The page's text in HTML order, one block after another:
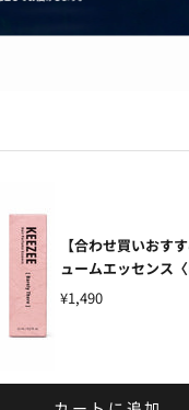
【合わせ買いおす
ュームエッセンス
¥1,490